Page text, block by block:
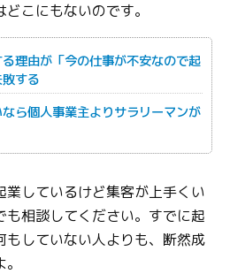
こにもないのです。
理由が「今の仕事が不安なので起
する
ら個人事業主よりサラリーマンが
業しているけど集客が上手くい
も相談してください。すでに起
もしていない人よりも、断然成